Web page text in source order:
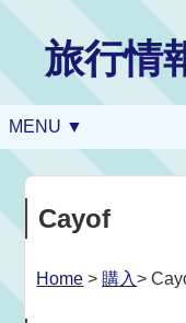
旅行情
MENU ▼
Cayof
Home > 購入>